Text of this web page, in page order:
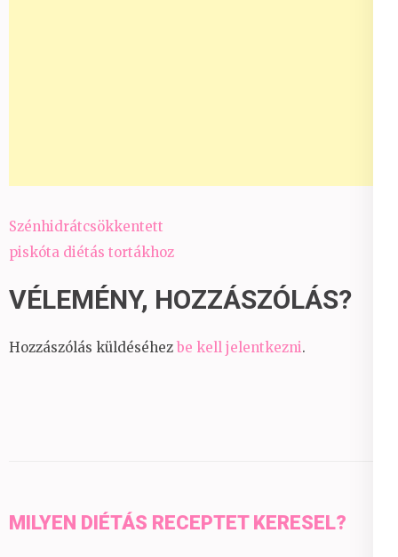
Bejegyzés
navigáció
Szénhidrátcsökkentett
piskóta diétás tortákhoz
VÉLEMÉNY, HOZZÁSZÓLÁS?
Hozzászólás küldéséhez be kell jelentkezni.
MILYEN DIÉTÁS RECEPTET KERESEL?